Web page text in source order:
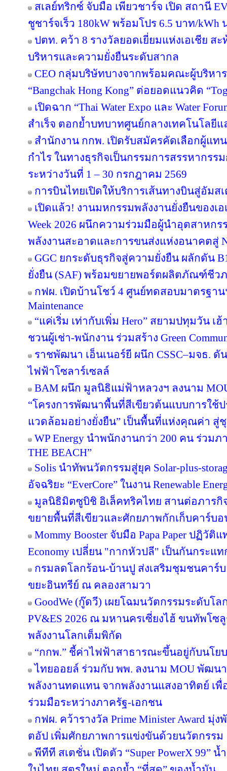
สเลย์ทริกซ์ จับมือ เพียวชาร์จ เปิด สถานี
ชูชาร์จเร็ว 180kW พร้อมโปร 6.5 บาท/kWh
ปตท. คว้า 8 รางวัลยอดเยี่ยมแห่งเอเชีย
บริหารและความยั่งยืนระดับสากล
CEO กลุ่มบริษัทบางจากพร้อมคณะผู้บริหา
“Bangchak Hong Kong” ต่อยอดแนวคิด
เปิดฉาก “Thai Water Expo และ Water
สำเร็จ ตอกย้ำบทบาทศูนย์กลางเทคโนโล
สำนักงาน กกพ. เปิดรับสมัครคัดเลือกผู้แท
กำไร ในทางธุรกิจเป็นกรรมการสรรหากรร
ระหว่างวันที่ 1 – 30 กรกฎาคม 2569
การบินไทยเปิดให้บริการเส้นทางบินสู่อัมส
เปิดแล้ว! งานมหกรรมพลังงานยั่งยืนของเอเ
Week 2026 ผนึกความร่วมมือผู้นำอุตสาหก
พลังงานสะอาดและการขนส่งแห่งอนาคตสู่
GGC ยกระดับธุรกิจสู่ความยั่งยืน ผลักดัน
ยั่งยืน (SAF) พร้อมขยายพอร์ตผลิตภัณฑ์ชีว
กฟผ. เปิดบ้านโชว์ 4 ศูนย์ทดสอบมาตรฐาน
Maintenance
“แค่เริ่ม เท่ากับเพิ่ม Hero” สยามปทุมวัน เฮ้
ชวนผู้เช่า-พนักงาน ร่วมสร้าง Green
ราชพัฒนา เอ็นเนอร์ยี ผนึก CSSC–มจธ. ดั
ไฟฟ้าโซลาร์เซลล์
BAM ผนึก มูลนิธิแม่ฟ้าหลวงฯ ลงนาม
“โครงการพัฒนาพื้นที่สีเขียวต้นแบบการใช้
แวดล้อมอย่างยั่งยืน” เป็นพื้นที่แห่งคุณค่า สู่
WP Energy นำพนักงานกว่า 200 คน ร่วมภ
THE BEACH”
Solis นำทัพนวัตกรรมสู่ยุค Solar-plus-
อัจฉริยะ “EverCore” ในงาน Renewable
มูลนิธิมิตซูบิชิ อิเล็คทริคไทย สานต่อภาร
ขยายพื้นที่สีเขียวและศักยภาพกักเก็บคาร์บอ
Mommy Booster จับมือ Papa Paper ปฏิวัติ
Economy เปลี่ยน "กากหัวปลี" เป็นกันกระแ
กรมลดโลกร้อน-บ้านปู ส่งเสริมชุมชนคาร์
ขยะอินทรีย์ ณ คลองสามวา
GoodWe (กู๊ดวี) เผยโฉมนวัตกรรมระดับโล
PV&ES 2026 ณ มหานครเซี่ยงไฮ้ ขนทัพโ
พลังงานโลกเต็มพิกัด
“กกพ.” ชี้ค่าไฟฟ้าสาธารณะขึ้นอยู่กับนโย
ไทยออยล์ ร่วมกับ พพ. ลงนาม MOU พัฒนา
พลังงานทดแทน จากพลังงานแสงอาทิตย์ เพื่
ร่วมมือระหว่างภาครัฐ-เอกชน
กฟผ. คว้ารางวัล Prime Minister Award มุ่
ตอัป เพิ่มศักยภาพการแข่งขันด้วยนวัตกรรม
พีทีที สเตชั่น เปิดตัว “Super PowerX 99”